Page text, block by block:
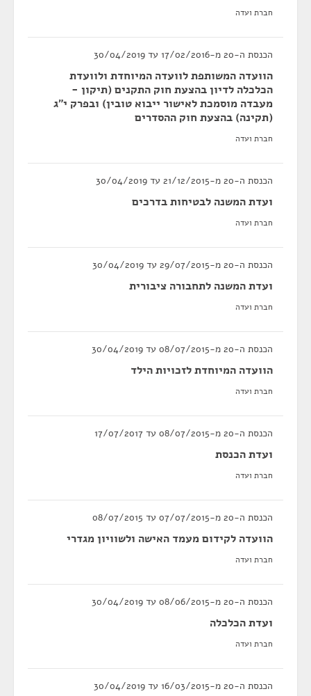
חברת ועדה
הכנסת ה-20 מ-17/02/2016 עד 30/04/2019
הוועדה המשותפת לוועדה המיוחדת ולוועדת
הכלכלה לדיון בהצעת חוק התקנים (תיקון -
מעבדה מוסמכת לאישור ייבוא טובין) ובפרק י"ג
(תקינה) בהצעת חוק ההסדרים
חברת ועדה
הכנסת ה-20 מ-21/12/2015 עד 30/04/2019
ועדת המשנה לבטיחות בדרכים
חברת ועדה
הכנסת ה-20 מ-29/07/2015 עד 30/04/2019
ועדת המשנה לתחבורה ציבורית
חברת ועדה
הכנסת ה-20 מ-08/07/2015 עד 30/04/2019
הוועדה המיוחדת לזכויות הילד
חברת ועדה
הכנסת ה-20 מ-08/07/2015 עד 17/07/2017
ועדת הכנסת
חברת ועדה
הכנסת ה-20 מ-07/07/2015 עד 08/07/2015
הוועדה לקידום מעמד האישה ולשוויון מגדרי
חברת ועדה
הכנסת ה-20 מ-08/06/2015 עד 30/04/2019
ועדת הכלכלה
חברת ועדה
הכנסת ה-20 מ-16/03/2015 עד 30/04/2019